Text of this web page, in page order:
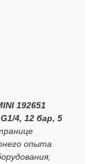
192651
4, 12 бар, 5
опыта